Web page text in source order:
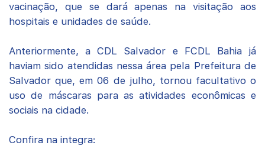
vacinação, que se dará apenas na visitação aos
hospitais e unidades de saúde.
Anteriormente, a CDL Salvador e FCDL Bahia já
haviam sido atendidas nessa área pela Prefeitura de
Salvador que, em 06 de julho, tornou facultativo o
uso de máscaras para as atividades econômicas e
sociais na cidade.
Confira na integra: